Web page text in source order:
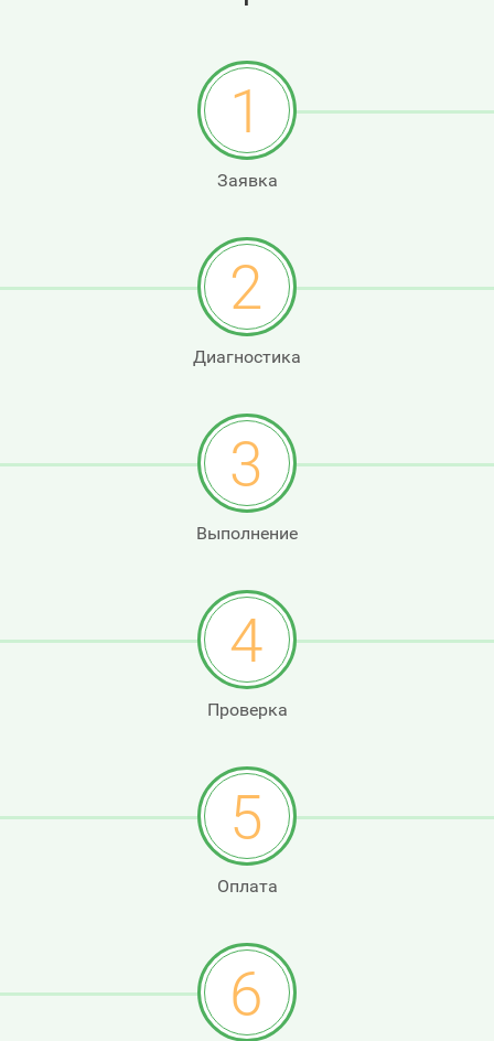
1
Заявка
2
Диагностика
3
Выполнение
4
Проверка
5
Оплата
6